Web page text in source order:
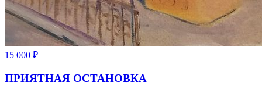
15 000 ₽
ПРИЯТНАЯ ОСТАНОВКА